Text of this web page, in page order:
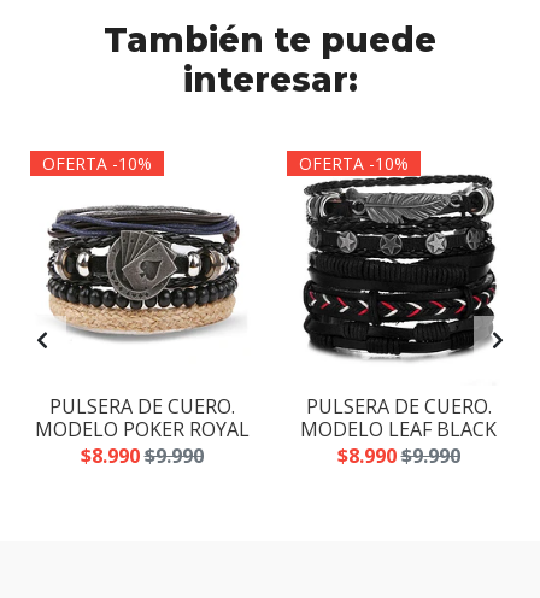
También te puede
interesar:
OFERTA -10%
PULSERA DE CUERO.
MODELO POKER ROYAL
$8.990$9.990
OFERTA -10%
PULSERA DE CUERO.
MODELO LEAF BLACK
$8.990$9.990